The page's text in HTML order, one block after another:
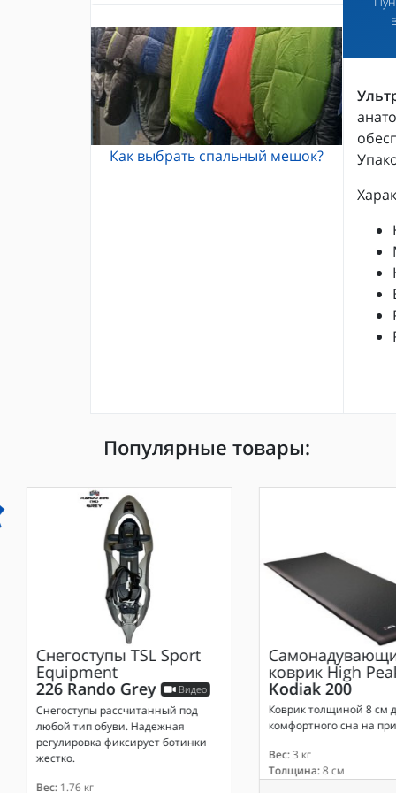
Кошки Grivel
Каски и шлемы для альпинизма
Жумары и зажимы
Карабины и оттяжки
Спусковые устройства
Как выбрать спальный мешок?
Популярные товары:
Снегоступы TSL Sport
Equipment
226 Rando Grey Видео
Снегоступы рассчитанный под
любой тип обуви. Надежная
регулировка фиксирует ботинки
жестко.
Вес:1.76 кг
коврик High
Kodiak 200
Коврик толщиной 8 см
комфортного сна на
Вес:3 кг
Толщина:8 см